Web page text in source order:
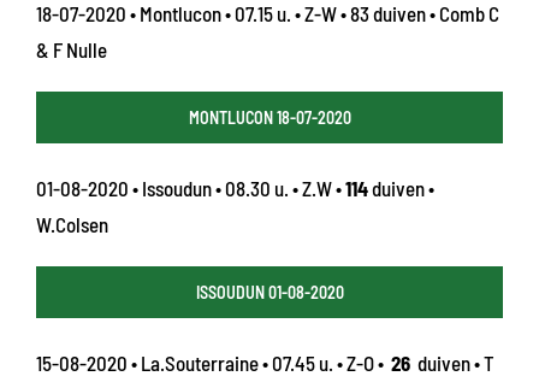
18-07-2020 • Montlucon • 07.15 u. • Z-W • 83 duiven • Comb C
& F Nulle
MONTLUCON 18-07-2020
01-08-2020 • Issoudun • 08.30 u. • Z.W •114duiven •
W.Colsen
ISSOUDUN 01-08-2020
15-08-2020 • La.Souterraine • 07.45 u. • Z-O • 26 duiven • T